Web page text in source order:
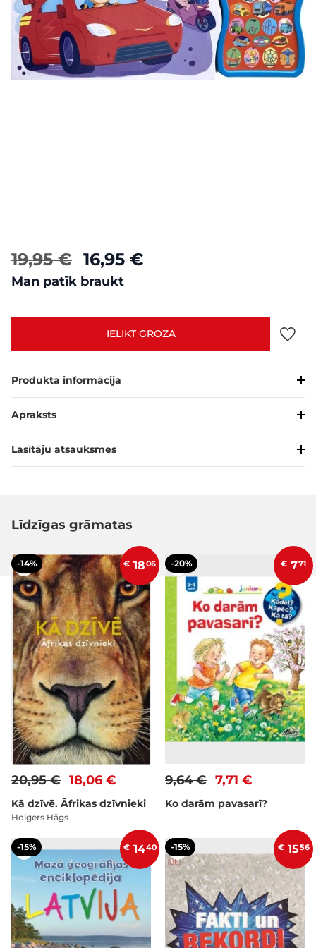
19,95 € 16,95 €
Man patīk braukt
IELIKT GROZĀ
Produkta informācija
Apraksts
Lasītāju atsauksmes
Līdzīgas grāmatas
-14% € 1806
18,06 €
20,95 €
Kā dzīvē. Āfrikas dzīvnieki
Holgers Hāgs
-20% € 771
7,71 €
9,64 €
Ko darām pavasarī?
-15% € 1440 -15% € 1556